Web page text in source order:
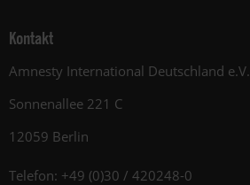
Kontakt
Amnesty International Deutschland e.V.
Sonnenallee 221 C
12059 Berlin
Telefon: +49 (0)30 / 420248-0